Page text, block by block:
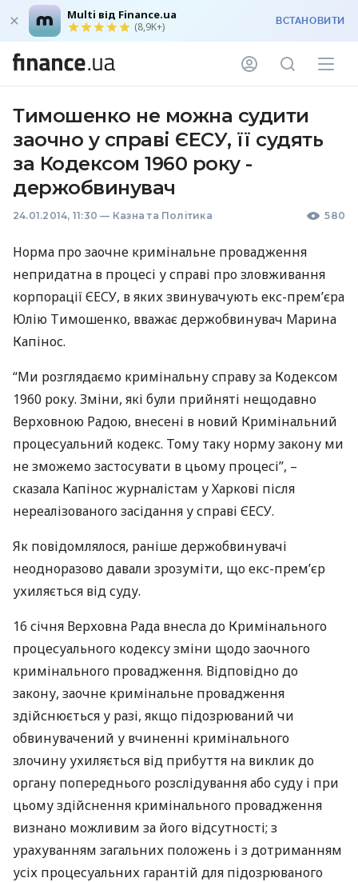
Multi від Finance.ua
(8,9K+) ВСТАНОВИТИ
Тимошенко не можна судити
заочно у справі ЄЕСУ, її судять
за Кодексом 1960 року -
держобвинувач
24.01.2014, 11:30 — Казна та Політика 580
Норма про заочне кримінальне провадження
непридатна в процесі у справі про зловживання
корпорації ЄЕСУ, в яких звинувачують екс-прем’єра
Юлію Тимошенко, вважає держобвинувач Марина
Капінос.
“Ми розглядаємо кримінальну справу за Кодексом
1960 року. Зміни, які були прийняті нещодавно
Верховною Радою, внесені в новий Кримінальний
процесуальний кодекс. Тому таку норму закону ми
не зможемо застосувати в цьому процесі”, –
сказала Капінос журналістам у Харкові після
нереалізованого засідання у справі ЄЕСУ.
Як повідомлялося, раніше держобвинувачі
неодноразово давали зрозуміти, що екс-прем’єр
ухиляється від суду.
16 січня Верховна Рада внесла до Кримінального
процесуального кодексу зміни щодо заочного
кримінального провадження. Відповідно до
закону, заочне кримінальне провадження
здійснюється у разі, якщо підозрюваний чи
обвинувачений у вчиненні кримінального
злочину ухиляється від прибуття на виклик до
органу попереднього розслідування або суду і при
цьому здійснення кримінального провадження
визнано можливим за його відсутності; з
урахуванням загальних положень і з дотриманням
усіх процесуальних гарантій для підозрюваного